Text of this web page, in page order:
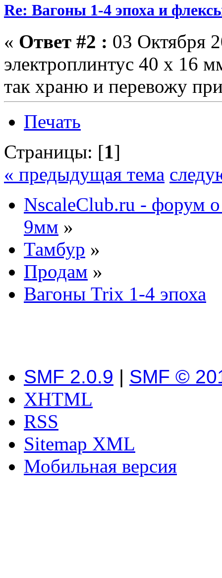
Re: Вагоны 1-4 эпоха и
« Ответ #2 : 03 Октября
электроплинтус 40 х 16
так храню и перевожу
Печать
Страницы: [1]
« предыдущая тема
NscaleClub.ru - форум
9мм »
Тамбур »
Продам »
Вагоны Trix 1-4 эпоха
SMF 2.0.9 | SMF ©
XHTML
RSS
Sitemap XML
Мобильная версия